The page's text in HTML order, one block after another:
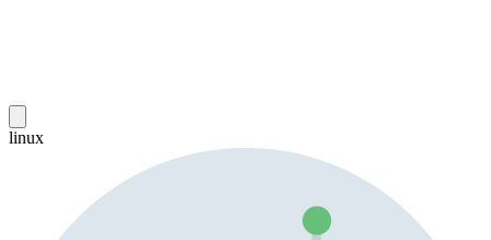
linux